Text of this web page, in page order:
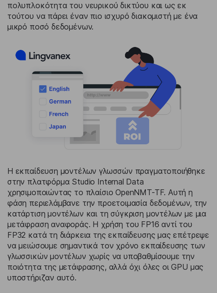
πολυπλοκότητα του νευρικού δικτύου και ως εκ
τούτου να πάρει έναν πιο ισχυρό διακομιστή με ένα
μικρό ποσό δεδομένων.
Η εκπαίδευση μοντέλων γλωσσών πραγματοποιήθηκε
στην πλατφόρμα Studio Internal Data
χρησιμοποιώντας το πλαίσιο OpenNMT-TF. Αυτή η
φάση περιελάμβανε την προετοιμασία δεδομένων, την
κατάρτιση μοντέλων και τη σύγκριση μοντέλων με μια
μετάφραση αναφοράς. Η χρήση του FP16 αντί του
FP32 κατά τη διάρκεια της εκπαίδευσης μας επέτρεψε
να μειώσουμε σημαντικά τον χρόνο εκπαίδευσης των
γλωσσικών μοντέλων χωρίς να υποβαθμίσουμε την
ποιότητα της μετάφρασης, αλλά όχι όλες οι GPU μας
υποστήριζαν αυτό.